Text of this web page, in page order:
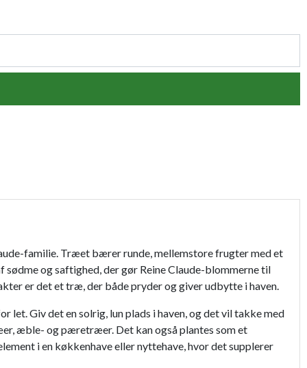
familie. Træet bærer runde, mellemstore frugter med et
og saftighed, der gør Reine Claude-blommerne til
er det et træ, der både pryder og giver udbytte i haven.
Giv det en solrig, lun plads i haven, og det vil takke med
æble- og pæretræer. Det kan også plantes som et
i en køkkenhave eller nyttehave, hvor det supplerer